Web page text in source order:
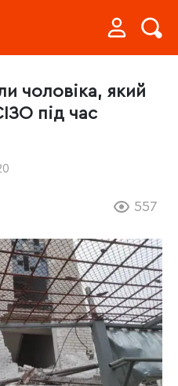
чоловіка, який
під час
557